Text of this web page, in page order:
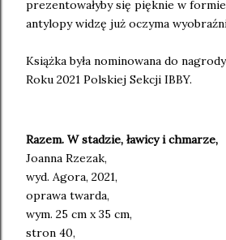
prezentowałyby się pięknie w
antylopy widzę już oczyma
Książka była nominowana do
Roku 2021 Polskiej Sekcji IBBY.
Razem. W stadzie, ławicy i chmarze,
Joanna Rzezak,
wyd. Agora, 2021,
oprawa twarda,
wym. 25 cm x 35 cm,
stron 40,